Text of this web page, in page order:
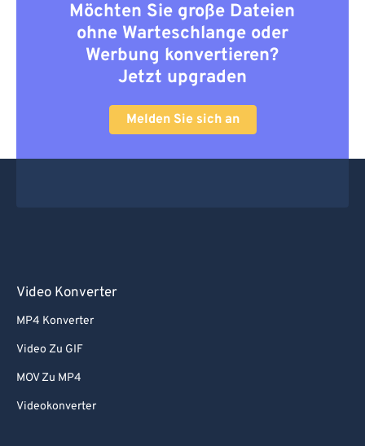
Möchten Sie große Dateien
ohne Warteschlange oder
Werbung konvertieren?
Jetzt upgraden
Melden Sie sich an
Video Konverter
MP4 Konverter
Video Zu GIF
MOV Zu MP4
Videokonverter